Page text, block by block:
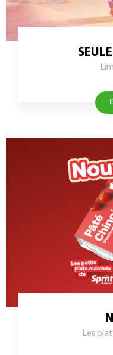
Les